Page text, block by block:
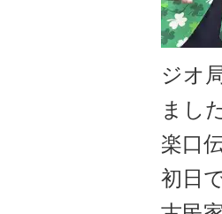
ジオ
まし
楽口
初日